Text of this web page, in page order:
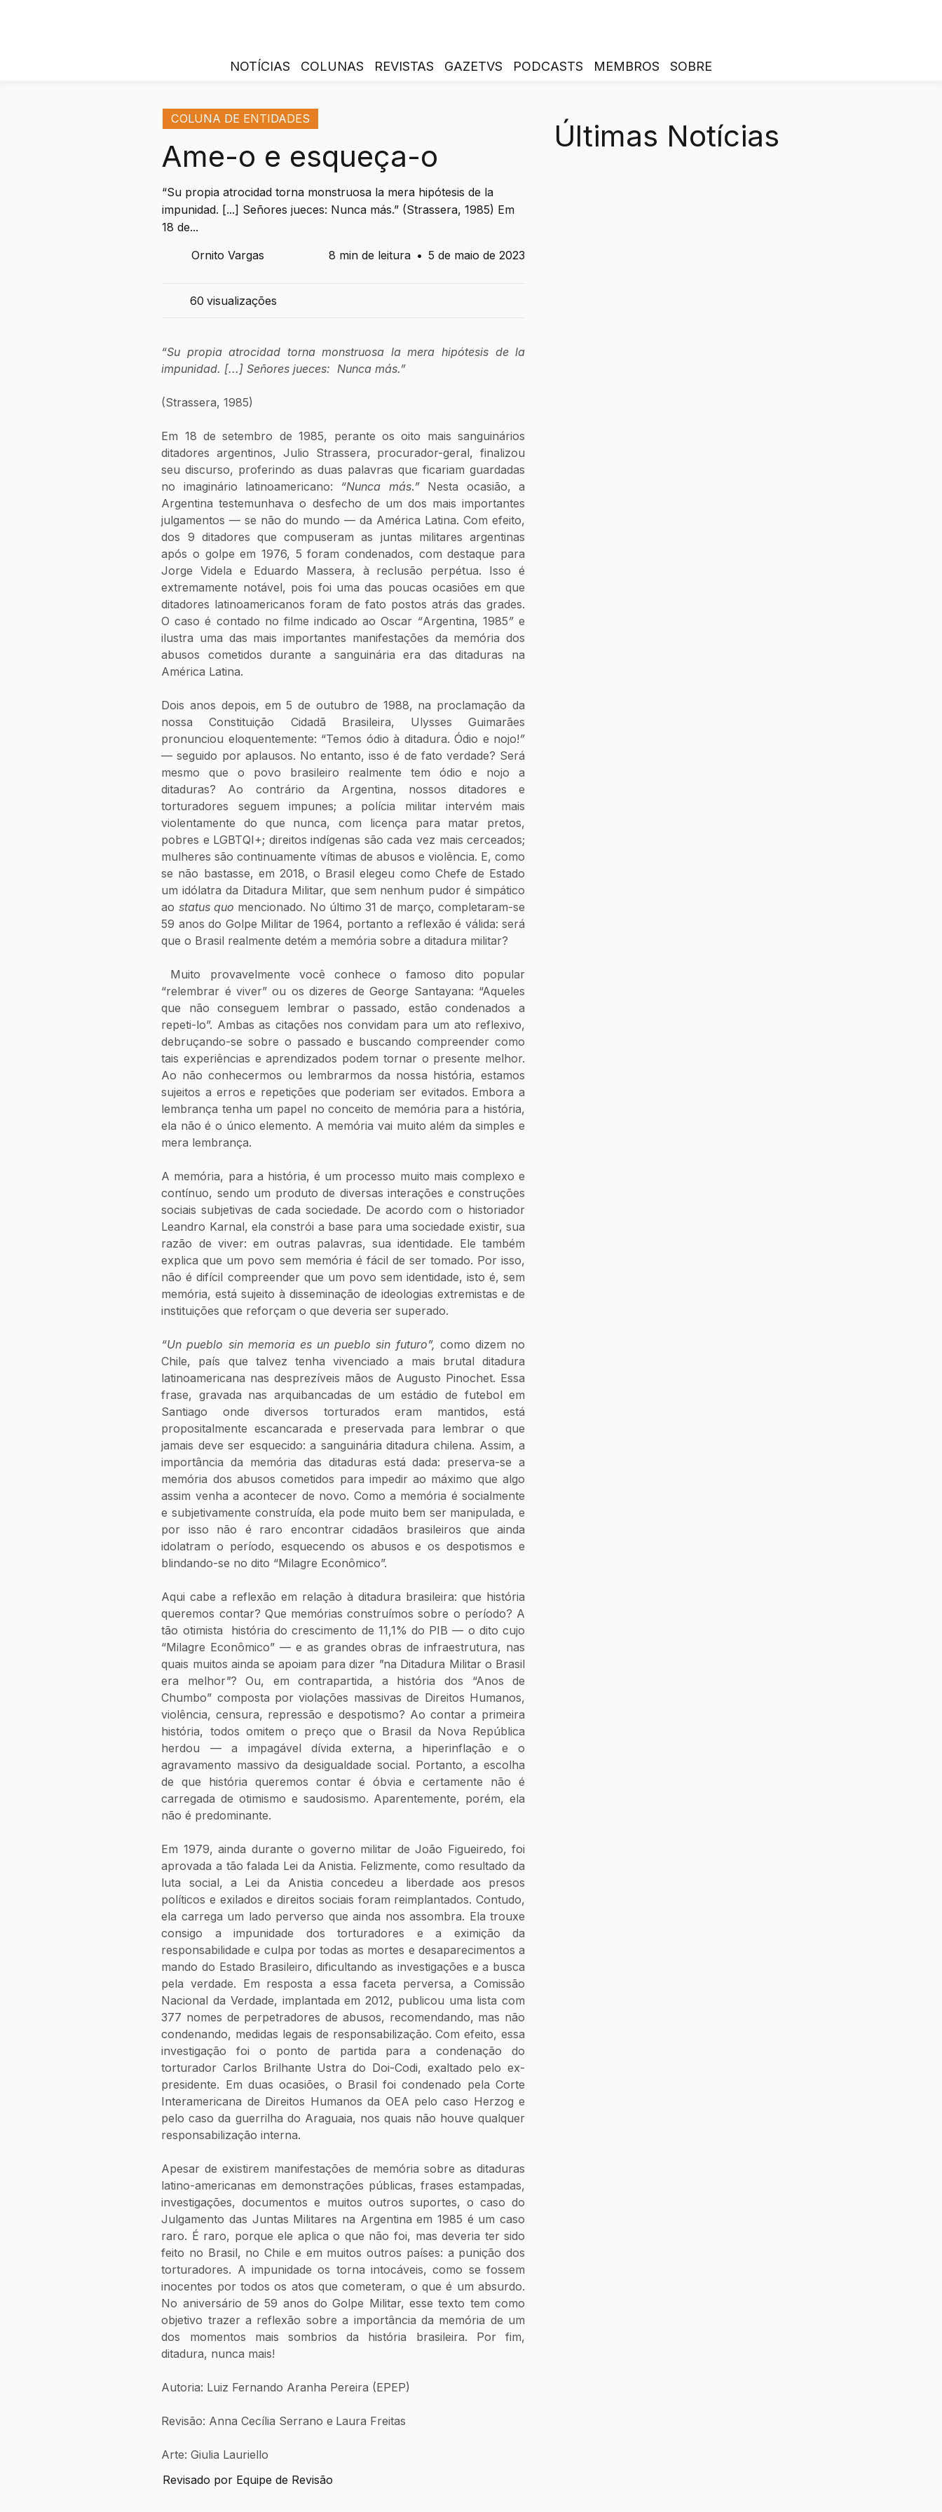
NOTÍCIAS COLUNAS REVISTAS GAZETVS PODCASTS MEMBROS SOBRE
COLUNA DE ENTIDADES
Ame-o e esqueça-o
“Su propia atrocidad torna monstruosa la mera hipótesis de la
impunidad. [...] Señores jueces: Nunca más.” (Strassera, 1985) Em
18 de...
Ornito Vargas
8 min de leitura • 5 de maio de 2023
60 visualizações
“Su propia atrocidad torna monstruosa la mera hipótesis de la
impunidad. [...] Señores jueces:  Nunca más.”
(Strassera, 1985)
Em 18 de setembro de 1985, perante os oito mais sanguinários
ditadores argentinos, Julio Strassera, procurador-geral, finalizou
seu discurso, proferindo as duas palavras que ficariam guardadas
no imaginário latinoamericano: “Nunca más.” Nesta ocasião, a
Argentina testemunhava o desfecho de um dos mais importantes
julgamentos — se não do mundo — da América Latina. Com efeito,
dos 9 ditadores que compuseram as juntas militares argentinas
após o golpe em 1976, 5 foram condenados, com destaque para
Jorge Videla e Eduardo Massera, à reclusão perpétua. Isso é
extremamente notável, pois foi uma das poucas ocasiões em que
ditadores latinoamericanos foram de fato postos atrás das grades.
O caso é contado no filme indicado ao Oscar “Argentina, 1985” e
ilustra uma das mais importantes manifestações da memória dos
abusos cometidos durante a sanguinária era das ditaduras na
América Latina.
Dois anos depois, em 5 de outubro de 1988, na proclamação da
nossa Constituição Cidadã Brasileira, Ulysses Guimarães
pronunciou eloquentemente: “Temos ódio à ditadura. Ódio e nojo!”
— seguido por aplausos. No entanto, isso é de fato verdade? Será
mesmo que o povo brasileiro realmente tem ódio e nojo a
ditaduras? Ao contrário da Argentina, nossos ditadores e
torturadores seguem impunes; a polícia militar intervém mais
violentamente do que nunca, com licença para matar pretos,
pobres e LGBTQI+; direitos indígenas são cada vez mais cerceados;
mulheres são continuamente vítimas de abusos e violência. E, como
se não bastasse, em 2018, o Brasil elegeu como Chefe de Estado
um idólatra da Ditadura Militar, que sem nenhum pudor é simpático
ao status quo mencionado. No último 31 de março, completaram-se
59 anos do Golpe Militar de 1964, portanto a reflexão é válida: será
que o Brasil realmente detém a memória sobre a ditadura militar?
“relembrar é viver” ou os dizeres de George Santayana: “Aqueles
que não conseguem lembrar o passado, estão condenados a
repeti-lo”. Ambas as citações nos convidam para um ato reflexivo,
debruçando-se sobre o passado e buscando compreender como
tais experiências e aprendizados podem tornar o presente melhor.
Ao não conhecermos ou lembrarmos da nossa história, estamos
sujeitos a erros e repetições que poderiam ser evitados. Embora a
lembrança tenha um papel no conceito de memória para a história,
ela não é o único elemento. A memória vai muito além da simples e
mera lembrança.
A memória, para a história, é um processo muito mais complexo e
contínuo, sendo um produto de diversas interações e construções
sociais subjetivas de cada sociedade. De acordo com o historiador
Leandro Karnal, ela constrói a base para uma sociedade existir, sua
razão de viver: em outras palavras, sua identidade. Ele também
explica que um povo sem memória é fácil de ser tomado. Por isso,
não é difícil compreender que um povo sem identidade, isto é, sem
memória, está sujeito à disseminação de ideologias extremistas e de
instituições que reforçam o que deveria ser superado.
“Un pueblo sin memoria es un pueblo sin futuro”, como dizem no
Chile, país que talvez tenha vivenciado a mais brutal ditadura
latinoamericana nas desprezíveis mãos de Augusto Pinochet. Essa
frase, gravada nas arquibancadas de um estádio de futebol em
Santiago onde diversos torturados eram mantidos, está
propositalmente escancarada e preservada para lembrar o que
jamais deve ser esquecido: a sanguinária ditadura chilena. Assim, a
importância da memória das ditaduras está dada: preserva-se a
memória dos abusos cometidos para impedir ao máximo que algo
assim venha a acontecer de novo. Como a memória é socialmente
e subjetivamente construída, ela pode muito bem ser manipulada, e
por isso não é raro encontrar cidadãos brasileiros que ainda
idolatram o período, esquecendo os abusos e os despotismos e
blindando-se no dito “Milagre Econômico”.
Aqui cabe a reflexão em relação à ditadura brasileira: que história
queremos contar? Que memórias construímos sobre o período? A
tão otimista  história do crescimento de 11,1% do PIB — o dito cujo
“Milagre Econômico” — e as grandes obras de infraestrutura, nas
quais muitos ainda se apoiam para dizer "na Ditadura Militar o Brasil
era melhor"? Ou, em contrapartida, a história dos “Anos de
Chumbo” composta por violações massivas de Direitos Humanos,
violência, censura, repressão e despotismo? Ao contar a primeira
história, todos omitem o preço que o Brasil da Nova República
herdou — a impagável dívida externa, a hiperinflação e o
agravamento massivo da desigualdade social. Portanto, a escolha
de que história queremos contar é óbvia e certamente não é
carregada de otimismo e saudosismo. Aparentemente, porém, ela
não é predominante.
Em 1979, ainda durante o governo militar de João Figueiredo, foi
aprovada a tão falada Lei da Anistia. Felizmente, como resultado da
luta social, a Lei da Anistia concedeu a liberdade aos presos
políticos e exilados e direitos sociais foram reimplantados. Contudo,
ela carrega um lado perverso que ainda nos assombra. Ela trouxe
consigo a impunidade dos torturadores e a eximição da
responsabilidade e culpa por todas as mortes e desaparecimentos a
mando do Estado Brasileiro, dificultando as investigações e a busca
pela verdade. Em resposta a essa faceta perversa, a Comissão
Nacional da Verdade, implantada em 2012, publicou uma lista com
377 nomes de perpetradores de abusos, recomendando, mas não
condenando, medidas legais de responsabilização. Com efeito, essa
investigação foi o ponto de partida para a condenação do
torturador Carlos Brilhante Ustra do Doi-Codi, exaltado pelo ex-
presidente. Em duas ocasiões, o Brasil foi condenado pela Corte
Interamericana de Direitos Humanos da OEA pelo caso Herzog e
pelo caso da guerrilha do Araguaia, nos quais não houve qualquer
responsabilização interna.
Apesar de existirem manifestações de memória sobre as ditaduras
latino-americanas em demonstrações públicas, frases estampadas,
investigações, documentos e muitos outros suportes, o caso do
Julgamento das Juntas Militares na Argentina em 1985 é um caso
raro. É raro, porque ele aplica o que não foi, mas deveria ter sido
feito no Brasil, no Chile e em muitos outros países: a punição dos
torturadores. A impunidade os torna intocáveis, como se fossem
inocentes por todos os atos que cometeram, o que é um absurdo.
No aniversário de 59 anos do Golpe Militar, esse texto tem como
objetivo trazer a reflexão sobre a importância da memória de um
dos momentos mais sombrios da história brasileira. Por fim,
ditadura, nunca mais!
Autoria: Luiz Fernando Aranha Pereira (EPEP)
Revisão: Anna Cecília Serrano e Laura Freitas
Arte: Giulia Lauriello
Revisado por Equipe de Revisão
Últimas Notícias